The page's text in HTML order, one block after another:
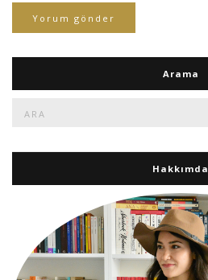
Arama
Hakkımda